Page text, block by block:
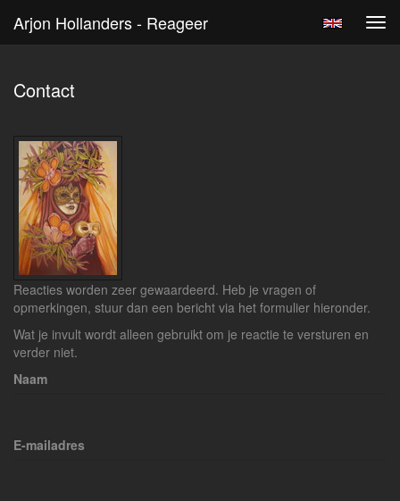
Arjon Hollanders - Reageer
Contact
Reacties worden zeer gewaardeerd. Heb je vragen of
opmerkingen, stuur dan een bericht via het formulier hieronder.
Wat je invult wordt alleen gebruikt om je reactie te versturen en
verder niet.
Naam
E-mailadres